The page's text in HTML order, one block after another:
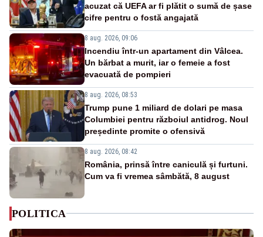
acuzat că UEFA ar fi plătit o sumă de șase
cifre pentru o fostă angajată
8 aug. 2026, 09:06
Incendiu într-un apartament din Vâlcea.
Un bărbat a murit, iar o femeie a fost
evacuată de pompieri
8 aug. 2026, 08:53
Trump pune 1 miliard de dolari pe masa
Columbiei pentru războiul antidrog. Noul
președinte promite o ofensivă
8 aug. 2026, 08:42
România, prinsă între caniculă și furtuni.
Cum va fi vremea sâmbătă, 8 august
POLITICA